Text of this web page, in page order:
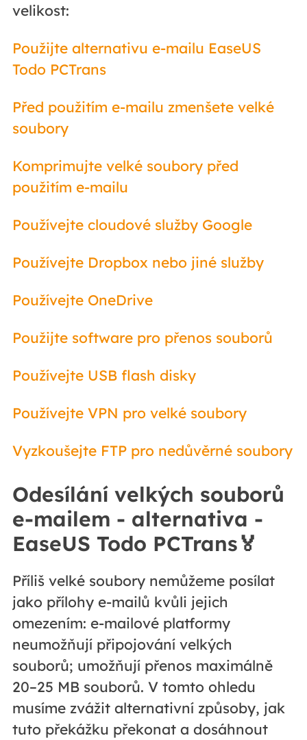
velikost:
Použijte alternativu e-mailu EaseUS
Todo PCTrans
Před použitím e-mailu zmenšete velké
soubory
Komprimujte velké soubory před
použitím e-mailu
Používejte cloudové služby Google
Používejte Dropbox nebo jiné služby
Používejte OneDrive
Použijte software pro přenos souborů
Používejte USB flash disky
Používejte VPN pro velké soubory
Vyzkoušejte FTP pro nedůvěrné soubory
Odesílání velkých souborů
e-mailem - alternativa -
EaseUS Todo PCTrans🏅
Příliš velké soubory nemůžeme posílat
jako přílohy e-mailů kvůli jejich
omezením: e-mailové platformy
neumožňují připojování velkých
souborů; umožňují přenos maximálně
20–25 MB souborů. V tomto ohledu
musíme zvážit alternativní způsoby, jak
tuto překážku překonat a dosáhnout